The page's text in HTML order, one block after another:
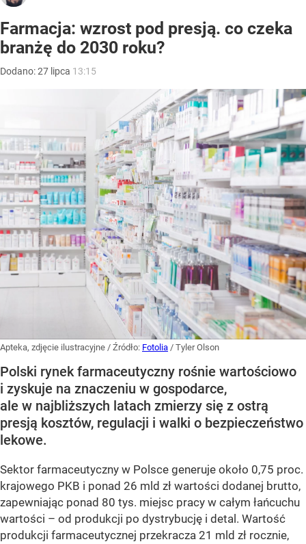
Farmacja: wzrost pod presją. co czeka
branżę do 2030 roku?
Dodano:27 lipca 13:15
Apteka, zdjęcie ilustracyjne / Źródło: Fotolia / Tyler Olson
Polski rynek farmaceutyczny rośnie wartościowo
i zyskuje na znaczeniu w gospodarce,
ale w najbliższych latach zmierzy się z ostrą
presją kosztów, regulacji i walki o bezpieczeństwo
lekowe.
Sektor farmaceutyczny w Polsce generuje około 0,75 proc.
krajowego PKB i ponad 26 mld zł wartości dodanej brutto,
zapewniając ponad 80 tys. miejsc pracy w całym łańcuchu
wartości – od produkcji po dystrybucję i detal. Wartość
produkcji farmaceutycznej przekracza 21 mld zł rocznie,